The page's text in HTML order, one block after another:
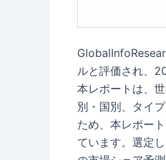
ルと評価され、
本レポートは、
別・国別、タイ
ため、本レポー
ています。選定